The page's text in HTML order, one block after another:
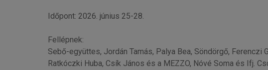
Időpont: 2026. június 25-28.
Fellépnek:
Sebő-együttes, Jordán Tamás, Palya Bea, Söndörgő,
Ratkóczki Huba, Csík János és a MEZZO, Nóvé Soma és Ifj.